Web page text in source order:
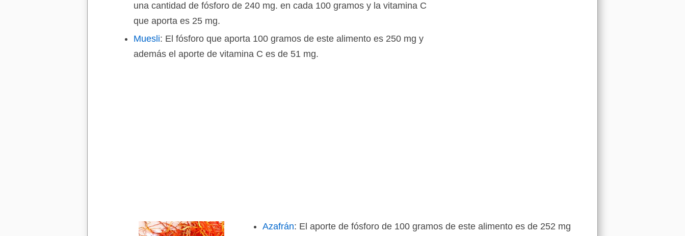
una cantidad de fósforo de 240 mg. en cada 100 gramos y la vitamina C
que aporta es 25 mg.
Muesli: El fósforo que aporta 100 gramos de este alimento es 250 mg y
además el aporte de vitamina C es de 51 mg.
Azafrán: El aporte de fósforo de 100 gramos de este alimento es de 252 mg